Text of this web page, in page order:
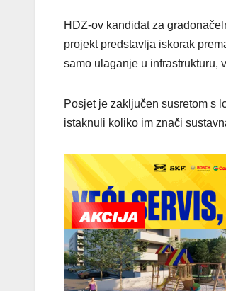
HDZ-ov kandidat za
projekt predstavlja iskorak
samo ulaganje u infrastrukturu,
Posjet je zaključen susretom s
istaknuli koliko im znači